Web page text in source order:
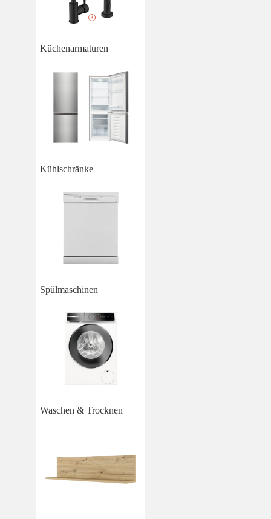
Küchenarmaturen
Kühlschränke
Spülmaschinen
Waschen & Trocknen